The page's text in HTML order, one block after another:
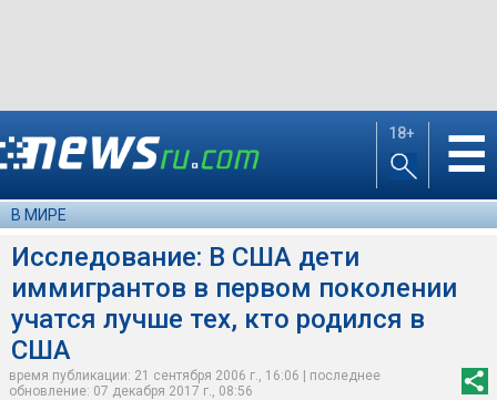
18+ ☰
В МИРЕ
Исследование: В США дети
иммигрантов в первом поколении
учатся лучше тех, кто родился в
США
время публикации: 21 сентября 2006 г., 16:06 | последнее
обновление: 07 декабря 2017 г., 08:56